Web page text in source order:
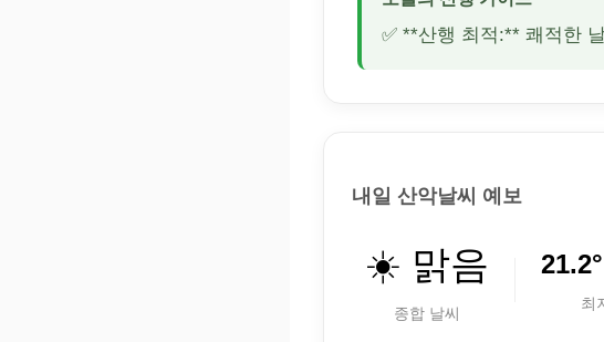
✅ **산행 최적:** 쾌적한
내일 산악날씨 예보
☀️ 맑음
종합 날씨
최